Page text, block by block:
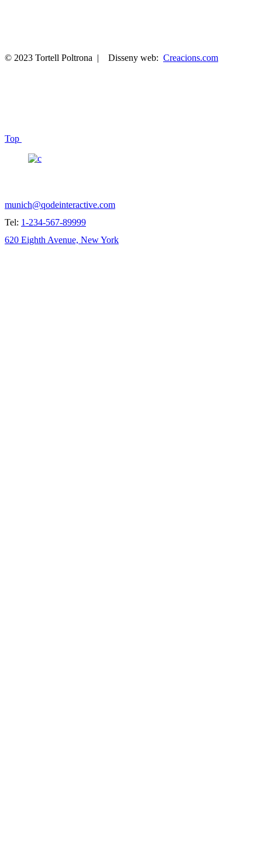
© 2023 Tortell Poltrona | Disseny web: Creacions.com
Top
munich@qodeinteractive.com
Tel: 1-234-567-89999
620 Eighth Avenue, New York